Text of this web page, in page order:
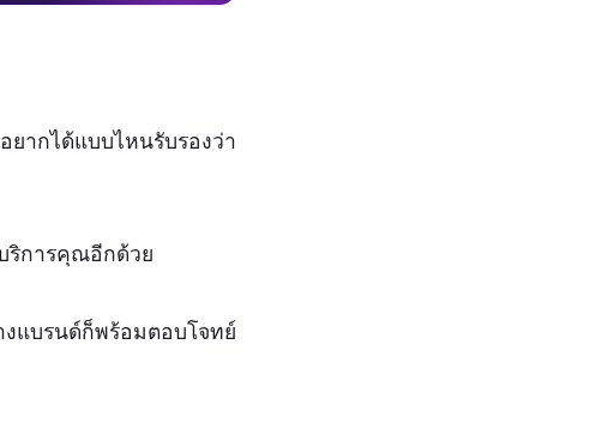
ากได้แบบไหนรับรองว่า
ริการคุณอีกด้วย
แบรนด์ก็พร้อมตอบโจทย์